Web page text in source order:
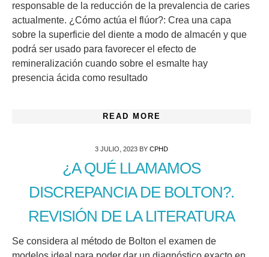
responsable de la reducción de la prevalencia de caries
actualmente. ¿Cómo actúa el flúor?: Crea una capa
sobre la superficie del diente a modo de almacén y que
podrá ser usado para favorecer el efecto de
remineralización cuando sobre el esmalte hay
presencia ácida como resultado
READ MORE
3 JULIO, 2023 BY CPHD
¿A QUÉ LLAMAMOS
DISCREPANCIA DE BOLTON?.
REVISIÓN DE LA LITERATURA
Se considera al método de Bolton el examen de